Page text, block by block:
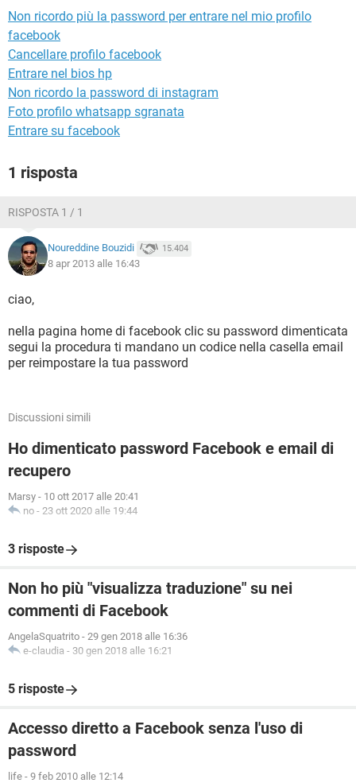
Non ricordo più la password per entrare nel mio profilo
facebook
Cancellare profilo facebook
Entrare nel bios hp
Non ricordo la password di instagram
Foto profilo whatsapp sgranata
Entrare su facebook
1 risposta
RISPOSTA 1 / 1
Noureddine Bouzidi 15.404
8 apr 2013 alle 16:43
ciao,
nella pagina home di facebook clic su password dimenticata
segui la procedura ti mandano un codice nella casella email
per reimpostare la tua password
Discussioni simili
Ho dimenticato password Facebook e email di
recupero
Marsy - 10 ott 2017 alle 20:41
no - 23 ott 2020 alle 19:44
3 risposte
Non ho più "visualizza traduzione" su nei
commenti di Facebook
AngelaSquatrito - 29 gen 2018 alle 16:36
e-claudia - 30 gen 2018 alle 16:21
5 risposte
Accesso diretto a Facebook senza l'uso di
password
life - 9 feb 2010 alle 12:14